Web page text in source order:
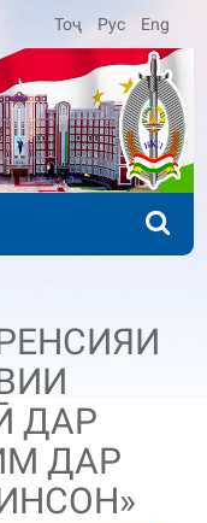
Тоҷ Рус Eng
ДАР
ДАР